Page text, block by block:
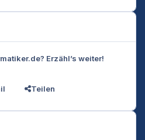
Erzähl’s weiter!
Teilen